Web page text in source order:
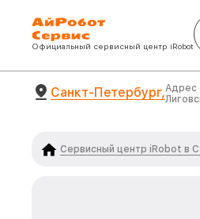
Официальный сервисный центр iRobot
Санкт-Петербург,Адрес
Сервисный центр iRobot в